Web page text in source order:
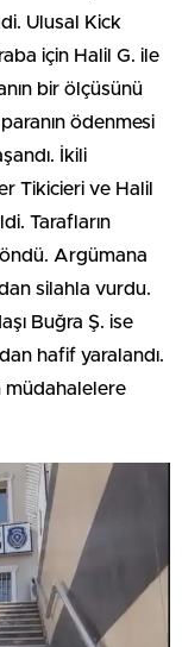
Ulusal Kick
için Halil G. ile
bir ölçüsünü
ödenmesi
İkili
Tikicieri ve Halil
Tarafların
Argümana
silahla vurdu.
Buğra Ş. ise
hafif yaralandı.
müdahalelere